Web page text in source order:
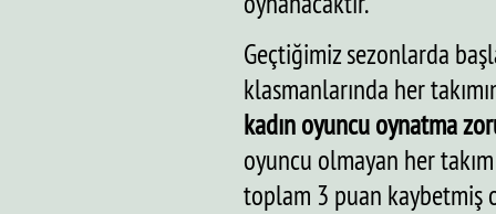
Geçtiğimiz sezonlarda
klasmanlarında her
kadın oyuncu oynatma
oyuncu olmayan her
toplam 3 puan kaybetmiş